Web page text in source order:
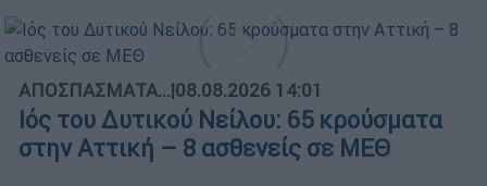
ΑΠΟΣΠΑΣΜΑΤΑ...|08.08.2026 14:01
Ιός του Δυτικού Νείλου: 65 κρούσματα
στην Αττική – 8 ασθενείς σε ΜΕΘ